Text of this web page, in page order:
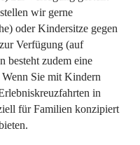
wir gerne
oder Kindersitze gegen
Verfügung (auf
besteht zudem eine
Sie mit Kindern
in
für Familien konzipiert